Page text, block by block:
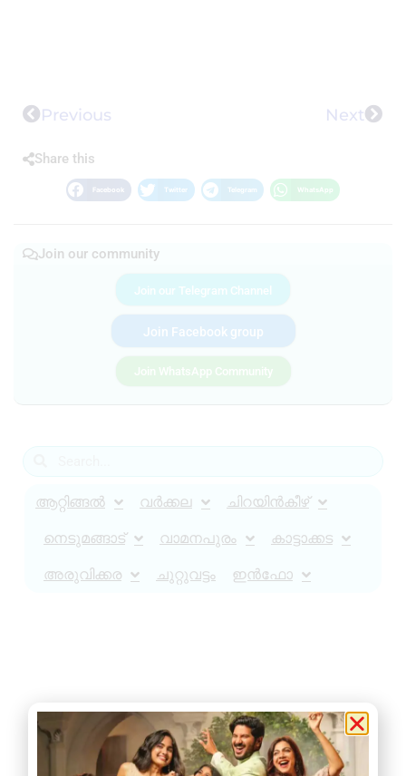
Previous Next
Share this
Facebook Twitter Telegram WhatsApp
Join our community
Join our Telegram Channel
Join Facebook group
Join WhatsApp Community
ആറ്റിങ്ങൽ വർക്കല ചിറയിൻകീഴ്
നെടുമങ്ങാട് വാമനപുരം കാട്ടാക്കട
അരുവിക്കര ചുറ്റുവട്ടം ഇൻഫോ